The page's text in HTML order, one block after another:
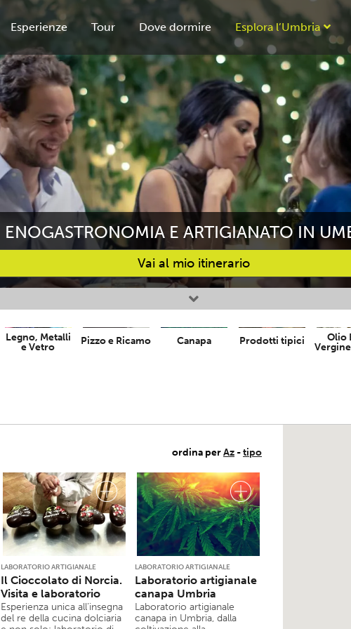
Esperienze Tour Dove dormire Esplora l’Umbria
ENOGASTRONOMIA E ARTIGIANATO IN
Vai al mio itinerario
Legno, Metalli
e Vetro
Pizzo e Ricamo Canapa Prodotti tipici
Olio
ordina perAz -tipo
LABORATORIO ARTIGIANALE
Il Cioccolato di Norcia.
Visita e laboratorio
Esperienza unica all’insegna
del re della cucina dolciaria
LABORATORIO ARTIGIANALE
Laboratorio artigianale
canapa Umbria
Laboratorio artigianale
canapa in Umbria, dalla